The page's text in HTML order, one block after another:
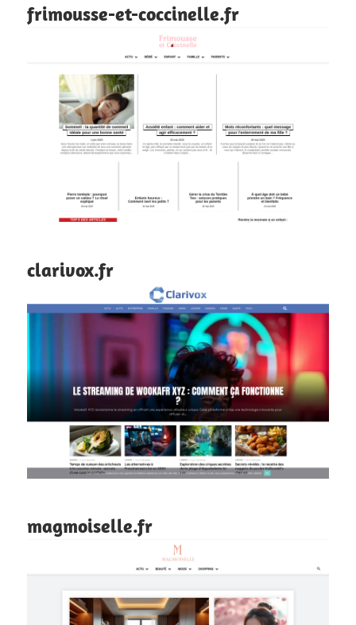
frimousse-et-coccinelle.fr
clarivox.fr
magmoiselle.fr